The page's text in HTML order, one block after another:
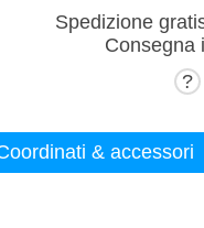
Spedizione
Consegna
?
& accessori
×